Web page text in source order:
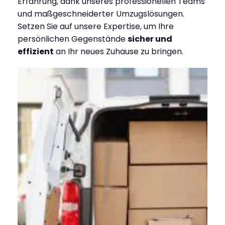
und maßgeschneiderter Umzugslösungen.
Setzen Sie auf unsere Expertise, um Ihre
persönlichen Gegenständesicher und
effizient an Ihr neues Zuhause zu bringen.